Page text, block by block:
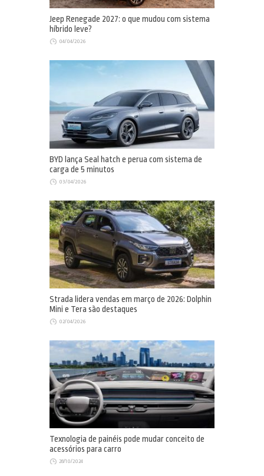
Jeep Renegade 2027: o que mudou com sistema
híbrido leve?
04/04/2026
BYD lança Seal hatch e perua com sistema de
carga de 5 minutos
03/04/2026
Strada lidera vendas em março de 2026: Dolphin
Mini e Tera são destaques
02/04/2026
Texnologia de painéis pode mudar conceito de
acessórios para carro
28/10/2024